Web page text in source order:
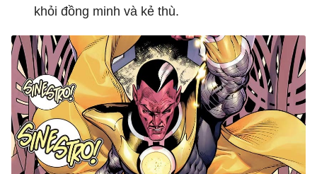
khỏi đồng minh và kẻ thù.